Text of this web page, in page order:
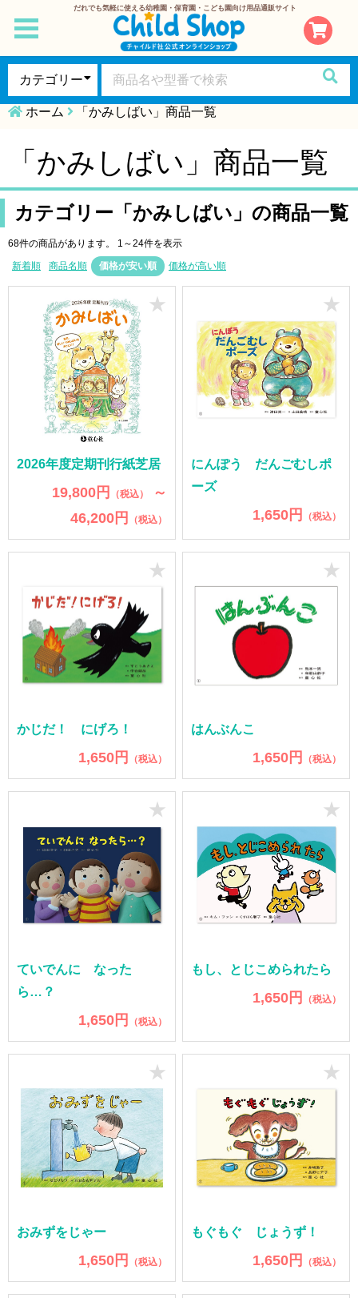
だれでも気軽に使える幼稚園・保育園・こども園向け用品通販サイト
toggle
navigation
ホーム 「かみしばい」商品一覧
「かみしばい」商品一覧
カテゴリー「かみしばい」の商品一覧
68件の商品があります。 1～24件を表示
新着順
商品名順 価格が安い順 価格が高い順
2026年度定期刊行紙芝居
19,800円 （税込）
～
46,200円
（税込）
★
にんぽう だんごむしポ
ーズ
1,650円 （税込）
★
かじだ！ にげろ！
1,650円 （税込）
★
はんぶんこ
1,650円 （税込）
★
ていでんに なった
ら…？
1,650円 （税込）
★
もし、とじこめられたら
1,650円 （税込）
★
おみずをじゃー
1,650円 （税込）
★
もぐもぐ じょうず！
1,650円 （税込）
★